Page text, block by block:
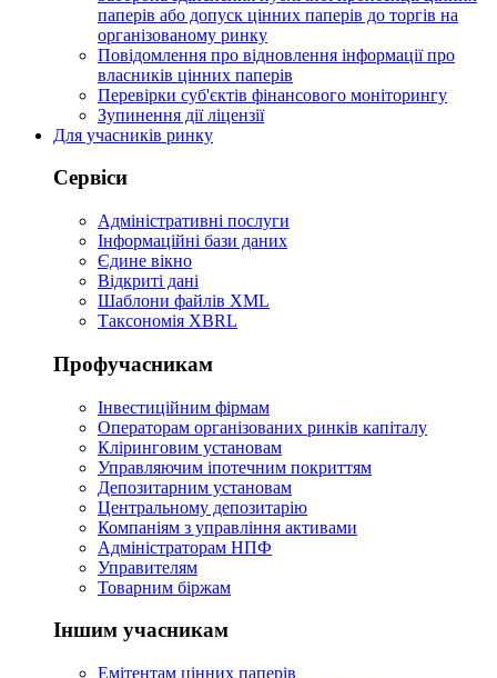
паперів або допуск цінних паперів до торгів на
організованому ринку
Повідомлення про відновлення інформації про
власників цінних паперів
Перевірки суб'єктів фінансового моніторингу
Зупинення дії ліцензії
Для учасників ринку
Сервіси
Адміністративні послуги
Інформаційні бази даних
Єдине вікно
Відкриті дані
Шаблони файлів XML
Таксономія XBRL
Профучасникам
Інвестиційним фірмам
Операторам організованих ринків капіталу
Кліринговим установам
Управляючим іпотечним покриттям
Депозитарним установам
Центральному депозитарію
Компаніям з управління активами
Адміністраторам НПФ
Управителям
Товарним біржам
Іншим учасникам
Емітентам цінних паперів